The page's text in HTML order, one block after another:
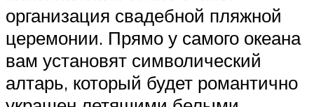
организация свадебной пляжной
церемонии. Прямо у самого океана
вам установят символический
алтарь, который будет романтично